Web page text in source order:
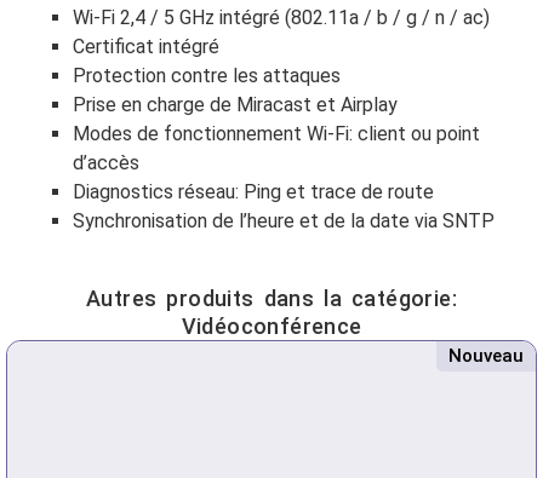
Wi-Fi 2,4 / 5 GHz intégré (802.11a / b / g / n / ac)
Certificat intégré
Protection contre les attaques
Prise en charge de Miracast et Airplay
Modes de fonctionnement Wi-Fi: client ou point
d’accès
Diagnostics réseau: Ping et trace de route
Synchronisation de l’heure et de la date via SNTP
Autres produits dans la catégorie:
Vidéoconférence
Nouveau